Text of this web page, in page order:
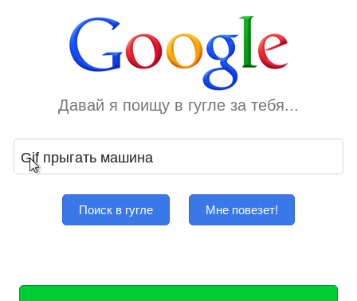
Давай я поищу в гугле за тебя...
Поиск в гугле Мне повезет!